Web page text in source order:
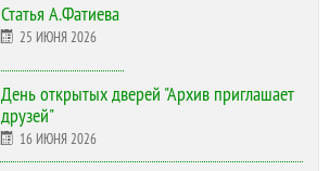
Статья А.Фатиева
25 ИЮНЯ 2026
День открытых дверей "Архив приглашает
друзей"
16 ИЮНЯ 2026